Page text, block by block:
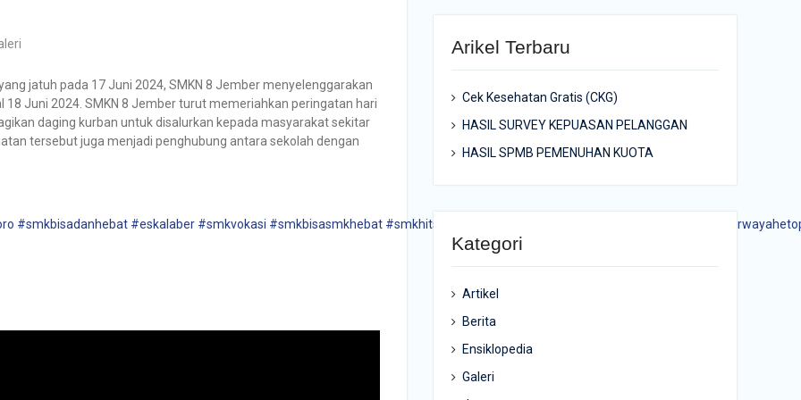
jatuh pada 17 Juni 2024, SMKN 8 Jember menyelenggarakan
Juni 2024. SMKN 8 Jember turut memeriahkan peringatan hari
daging kurban untuk disalurkan kepada masyarakat sekitar
tersebut juga menjadi penghubung antara sekolah dengan
#smkbisadanhebat #eskalaber #smkvokasi #smkbisasmkhebat #smkhitskekinian
Arikel Terbaru
Cek Kesehatan Gratis (CKG)
HASIL SURVEY KEPUASAN PELANGGAN
HASIL SPMB PEMENUHAN KUOTA
Kategori
Artikel
Berita
Ensiklopedia
Galeri